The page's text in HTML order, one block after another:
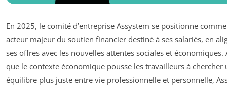
En 2025, le comité d’entreprise Assystem se positionne
acteur majeur du soutien financier destiné à ses salariés, en
ses offres avec les nouvelles attentes sociales et économiques.
que le contexte économique pousse les travailleurs à chercher
équilibre plus juste entre vie professionnelle et personnelle,